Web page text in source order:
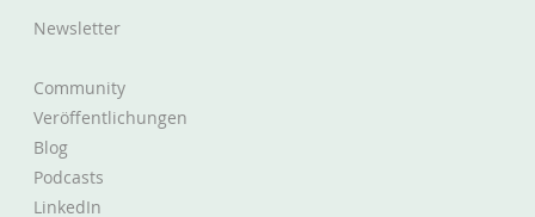
Newsletter
Community
Veröffentlichungen
Blog
Podcasts
LinkedIn